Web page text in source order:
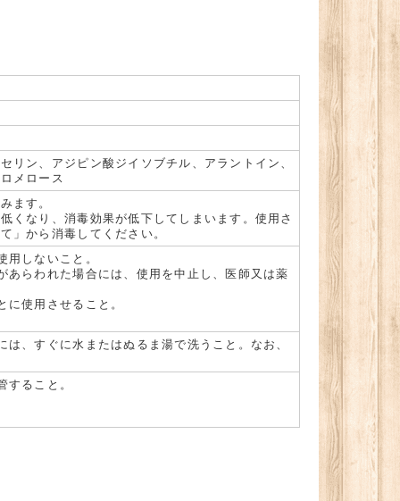
リン、アジピン酸ジイソブチル、アラントイン、
メロース
ます。
くなり、消毒効果が低下してしまいます。使用さ
」から消毒してください。
しないこと。
らわれた場合には、使用を中止し、医師又は薬
使用させること。
、すぐに水またはぬるま湯で洗うこと。なお、
ること。